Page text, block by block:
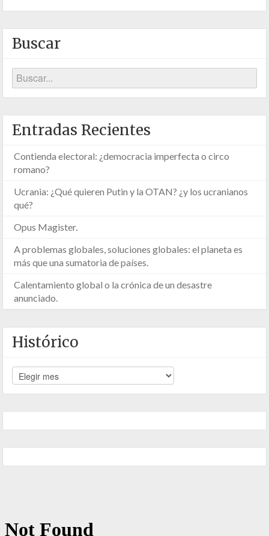
Buscar
Entradas Recientes
Contienda electoral: ¿democracia imperfecta o circo
romano?
Ucrania: ¿Qué quieren Putin y la OTAN? ¿y los ucranianos
qué?
Opus Magister.
A problemas globales, soluciones globales: el planeta es
más que una sumatoria de países.
Calentamiento global o la crónica de un desastre
anunciado.
Histórico